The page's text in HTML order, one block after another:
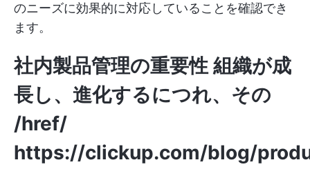
のニーズに効果的に対応していることを確認でき
ます。
社内製品管理の重要性 組織が成
長し、進化するにつれ、その
/href/
https://clickup.com/blog/